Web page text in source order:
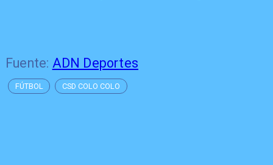
Fuente: ADN Deportes
FÚTBOL CSD COLO COLO